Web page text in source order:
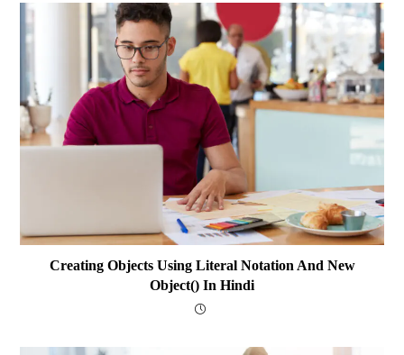
Creating Objects Using Literal Notation And New
Object() In Hindi